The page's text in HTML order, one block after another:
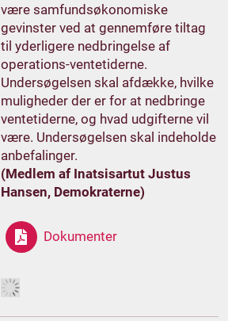
være samfundsøkonomiske
gevinster ved at gennemføre tiltag
til yderligere nedbringelse af
operations-ventetiderne.
Undersøgelsen skal afdække, hvilke
muligheder der er for at nedbringe
ventetiderne, og hvad udgifterne vil
være. Undersøgelsen skal indeholde
anbefalinger.
(Medlem af Inatsisartut Justus
Hansen, Demokraterne)
Dokumenter